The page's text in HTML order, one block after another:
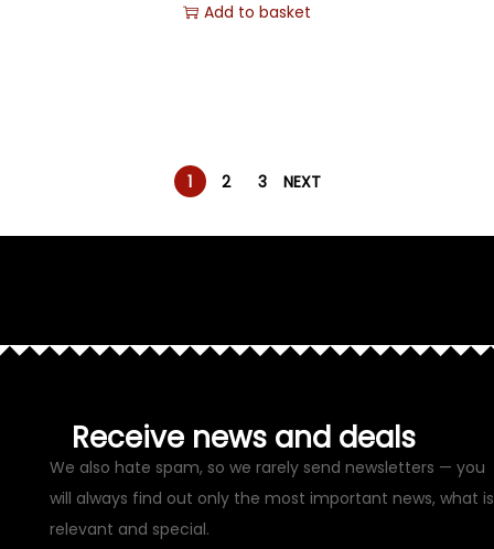
Add to basket
1 2 3 NEXT
Receive news and deals
We also hate spam, so we rarely send newsletters — you
will always find out only the most important news, what is
relevant and special.